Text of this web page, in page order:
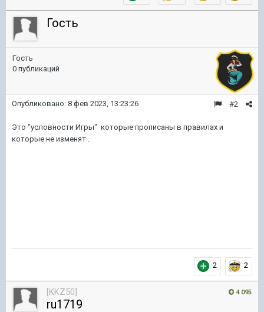
Гость
Гость
0 публикаций
#2
Опубликовано: 8 фев 2023, 13:23:26
Это "условности Игры" которые прописаны в правилах и
которые не изменят .
2 2
4 095
[KKZ50]
ru1719